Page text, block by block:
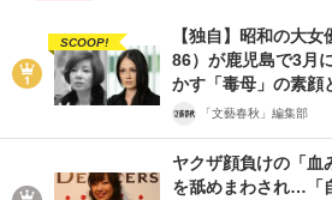
SCOOP!
【独自】昭和の大
86）が鹿児島で3月
かす「毒母」の素顔
「文藝春秋」編集部
ヤクザ顔負けの「血
を舐めまわされ…「